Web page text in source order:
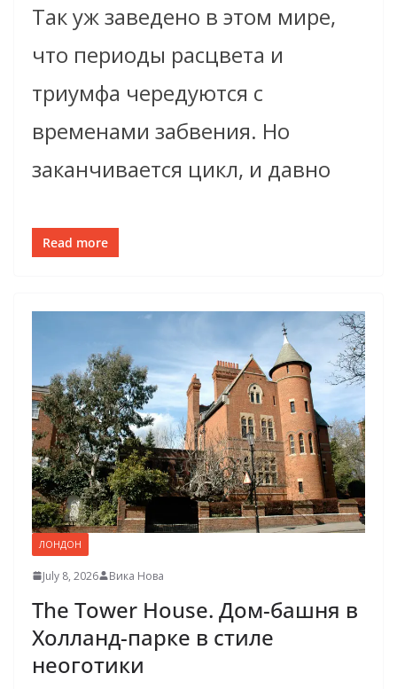
Так уж заведено в этом мире,
что периоды расцвета и
триумфа чередуются с
временами забвения. Но
заканчивается цикл, и давно
Read more
ЛОНДОН
July 8, 2026 Вика Нова
The Tower House. Дом-башня в
Холланд-парке в стиле
неоготики